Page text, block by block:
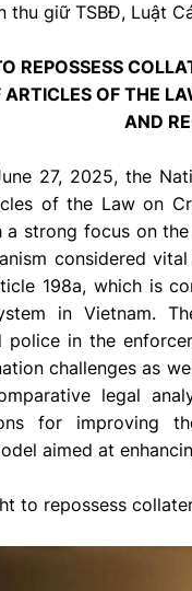
thu giữ TSBĐ, Luật
REPOSSESS
ARTICLES OF THE
AND
27, 2025, the
of the Law on
a strong focus on
considered
198a, which is
in Vietnam.
police in the
challenges as
legal
for improving
aimed at
to repossess